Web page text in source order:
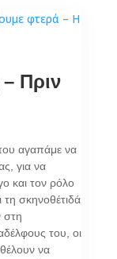
Πριν
αγαπάμε να
για να
και τον ρόλο
σκηνοθέτιδά
στη
του, οι
να